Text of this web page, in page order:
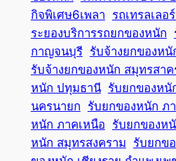
กิจพิเศษ6เพลา รถเทรลเลอ
ระยองบริการรถยกของหนัก
กาญจนบุรี รับจ้างยกของห
รับจ้างยกของหนัก สมุทรสาค
หนัก ปทุมธานี รับยกของหนั
นครนายก รับยกของหนัก ภ
หนัก ภาคเหนือ รับยกของห
หนัก สมุทรสงคราม รับยกข